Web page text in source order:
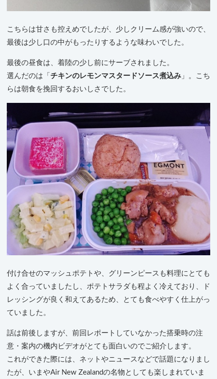
こちらは甘さも控えめでしたが、少しクリーム感が強いので、
最後は少し口の中がもったりするような味わいでした。
最後の昼食は、着陸の少し前にサーブされました。
選んだのは「 チキンのレモンマスタードソース煮込み 」。こち
らは朝食を挽回するおいしさでした。
付け合せのマッシュポテトや、グリーンピースも料理にとても
よく合っていましたし、ポテトサラダも程よく冷えており、ド
レッシングが良く和えてあるため、とても食べやすく仕上がっ
ていました。
話は前後しますが、前回レポートしていなかった搭乗時の注
意・案内の機内ビデオがとても面白いのでご紹介します。
これができた際には、ネットやニュースなどで話題になりまし
たが、いまやAir New Zealandの名物としても楽しまれていま